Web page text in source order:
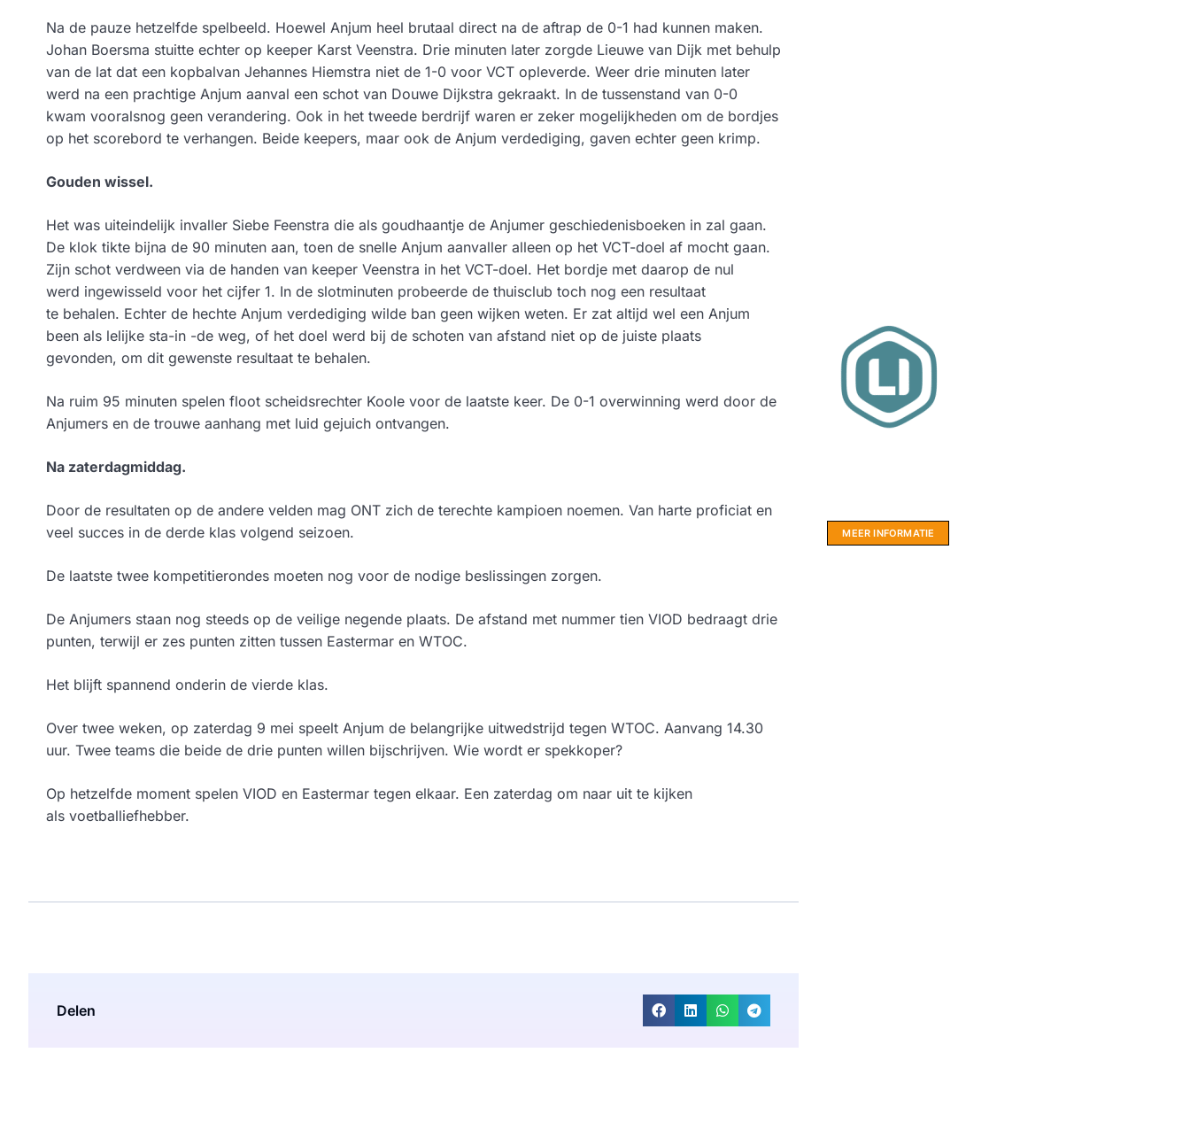
Na de pauze hetzelfde spelbeeld. Hoewel Anjum heel brutaal direct na de aftrap de 0-1 had kunnen maken.
Johan Boersma stuitte echter op keeper Karst Veenstra. Drie minuten later zorgde Lieuwe van Dijk met behulp
van de lat dat een kopbalvan Jehannes Hiemstra niet de 1-0 voor VCT opleverde. Weer drie minuten later
werd na een prachtige Anjum aanval een schot van Douwe Dijkstra gekraakt. In de tussenstand van 0-0
kwam vooralsnog geen verandering. Ook in het tweede berdrijf waren er zeker mogelijkheden om de bordjes
op het scorebord te verhangen. Beide keepers, maar ook de Anjum verdediging, gaven echter geen krimp.
Gouden wissel.
Het was uiteindelijk invaller Siebe Feenstra die als goudhaantje de Anjumer geschiedenisboeken in zal gaan.
De klok tikte bijna de 90 minuten aan, toen de snelle Anjum aanvaller alleen op het VCT-doel af mocht gaan.
Zijn schot verdween via de handen van keeper Veenstra in het VCT-doel. Het bordje met daarop de nul
werd ingewisseld voor het cijfer 1. In de slotminuten probeerde de thuisclub toch nog een resultaat
te behalen. Echter de hechte Anjum verdediging wilde ban geen wijken weten. Er zat altijd wel een Anjum
been als lelijke sta-in -de weg, of het doel werd bij de schoten van afstand niet op de juiste plaats
gevonden, om dit gewenste resultaat te behalen.
Na ruim 95 minuten spelen floot scheidsrechter Koole voor de laatste keer. De 0-1 overwinning werd door de
Anjumers en de trouwe aanhang met luid gejuich ontvangen.
Na zaterdagmiddag.
Door de resultaten op de andere velden mag ONT zich de terechte kampioen noemen. Van harte proficiat en
veel succes in de derde klas volgend seizoen.
De laatste twee kompetitierondes moeten nog voor de nodige beslissingen zorgen.
De Anjumers staan nog steeds op de veilige negende plaats. De afstand met nummer tien VIOD bedraagt drie
punten, terwijl er zes punten zitten tussen Eastermar en WTOC.
Het blijft spannend onderin de vierde klas.
Over twee weken, op zaterdag 9 mei speelt Anjum de belangrijke uitwedstrijd tegen WTOC. Aanvang 14.30
uur. Twee teams die beide de drie punten willen bijschrijven. Wie wordt er spekkoper?
Op hetzelfde moment spelen VIOD en Eastermar tegen elkaar. Een zaterdag om naar uit te kijken
als voetballiefhebber.
Delen
MEER INFORMATIE